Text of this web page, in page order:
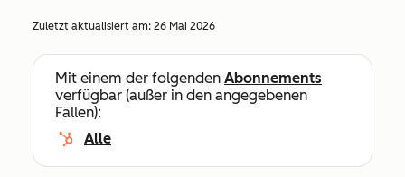
Zuletzt aktualisiert am: 26 Mai 2026
Mit einem der folgenden Abonnements
verfügbar (außer in den angegebenen
Fällen):
Alle